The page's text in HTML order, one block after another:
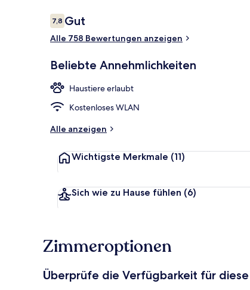
Bewertungen
7,87,8 von 10.
Gut
Alle 758 Bewertungen anzeigen
Beliebte Annehmlichkeiten
Haustiere erlaubt
Kostenloses WLAN
Alle anzeigen
Wichtigste Merkmale (11)
Sich wie zu Hause fühlen (6)
Zimmeroptionen
Überprüfe die Verfügbarkeit für